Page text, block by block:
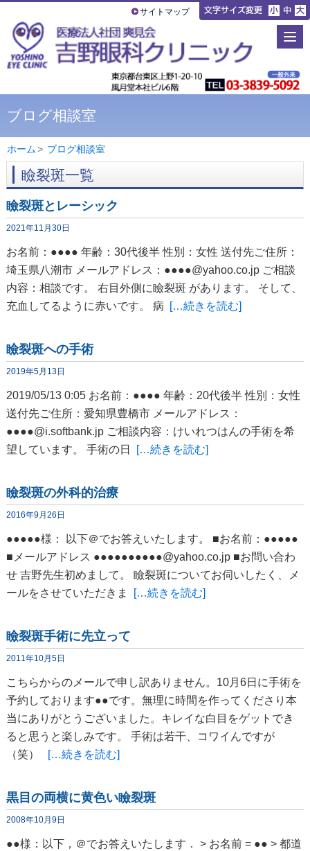
サイトマップ
ブログ相談室
ホーム > ブログ相談室
瞼裂斑一覧
瞼裂斑とレーシック
2021年11月30日
お名前：●●●● 年齢：30代後半 性別：女性 送付先ご住所：
埼玉県八潮市 メールアドレス：●●●●@yahoo.co.jp ご相談
内容：相談です。 右目外側に瞼裂斑 があります。 そして、
充血してるように赤いです。 病
[…続きを読む]
瞼裂斑への手術
2019年5月13日
2019/05/13 0:05 お名前：●●●● 年齢：20代後半 性別：女性
送付先ご住所：愛知県豊橋市 メールアドレス：
●●●●@i.softbank.jp ご相談内容：けいれつはんの手術を希
望しています。 手術の日
[…続きを読む]
瞼裂斑の外科的治療
2016年9月26日
●●●●●様： 以下＠でお答えいたします。 ■お名前：●●●●●
■メールアドレス ●●●●●●●●●●@yahoo.co.jp ■お問い合わ
せ 吉野先生初めまして。 瞼裂斑についてお伺いしたく、メ
ールをさせていただきま
[…続きを読む]
瞼裂斑手術に先立って
2011年10月5日
こちらからのメールで申し訳ありません。10月6日に手術を
予約しております●●です。無理に時間を作ってくださり本
当にありがとうございました。キレイな白目をゲットでき
ると思うと楽しみです。 手術は若干、コワイんですが
（笑）
[…続きを読む]
黒目の両横に黄色い瞼裂斑
2008年10月9日
●●様：以下，＠でお答えいたします． > お名前 = ●● > 都道